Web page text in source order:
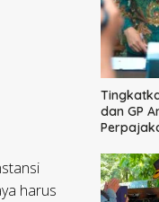
harus
dan GP